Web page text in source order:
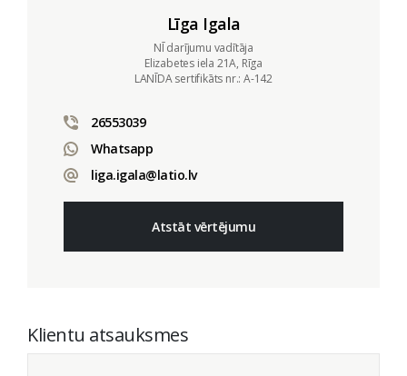
Līga Igala
NĪ darījumu vadītāja
Elizabetes iela 21A, Rīga
LANĪDA sertifikāts nr.: A-142
26553039
Whatsapp
liga.igala@latio.lv
Atstāt vērtējumu
Klientu atsauksmes